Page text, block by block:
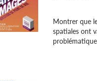
Montrer que
spatiales ont